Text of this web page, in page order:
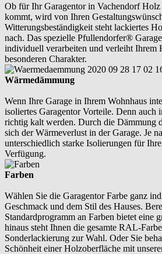
Ob für Ihr Garagentor in Vachendorf
kommt, wird von Ihren
Witterungsbeständigkeit steht lackiertes
nach. Das spezielle Pfullendorfer®
individuell verarbeiten und verleiht Ihrem
besonderen Charakter.
Wärmedämmung
Wenn Ihre Garage in Ihrem Wohnhaus
isoliertes Garagentor Vorteile. Denn auch
richtig kalt werden. Durch die Dämmung
sich der Wärmeverlust in der Garage. Je
unterschiedlich starke Isolierungen für
Verfügung.
Farben
Wählen Sie die Garagentor Farbe ganz
Geschmack und dem Stil des Hauses.
Standardprogramm an Farben bietet eine
hinaus steht Ihnen die gesamte RAL-
Sonderlackierung zur Wahl. Oder Sie
Schönheit einer Holzoberfläche mit